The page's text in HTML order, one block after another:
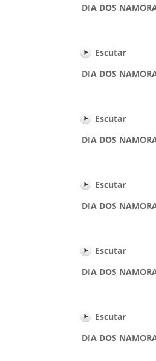
DIA DOS
Escutar
DIA DOS
Escutar
DIA DOS
Escutar
DIA DOS
Escutar
DIA DOS
Escutar
DIA DOS